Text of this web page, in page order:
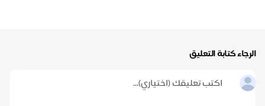
الرجاء كتابة التعليق